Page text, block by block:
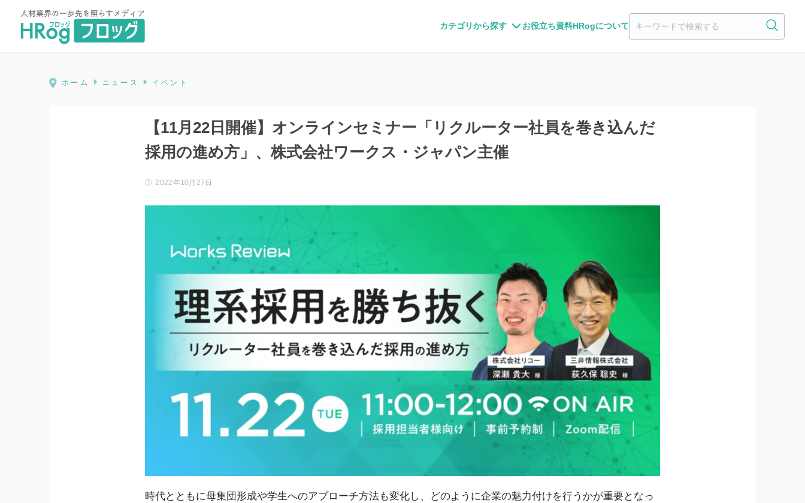
カテゴリから探す お役立ち資料HRogについて
HRog | 人材業界の一歩先を照らすメディア
ホーム ニュース イベント
【11月22日開催】オンラインセミナー「リクルーター社員を巻き込んだ
採用の進め方」、株式会社ワークス・ジャパン主催
2022年10月27日
時代とともに母集団形成や学生へのアプローチ方法も変化し、どのように企業の魅力付けを行うかが重要となっ